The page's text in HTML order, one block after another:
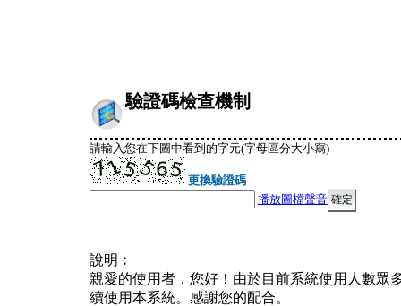
驗證碼檢查機制
請輸入您在下圖中看到的字元(字母區分大小寫)
更換驗證碼
播放圖檔聲音
說明︰
親愛的使用者，您好！由於目前系統使用人數眾
續使用本系統。感謝您的配合。